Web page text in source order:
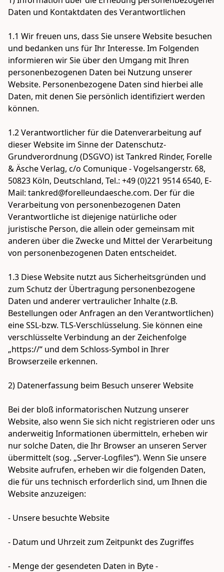
Daten und Kontaktdaten des Verantwortlichen
1.1 Wir freuen uns, dass Sie unsere Website besuchen
und bedanken uns für Ihr Interesse. Im Folgenden
informieren wir Sie über den Umgang mit Ihren
personenbezogenen Daten bei Nutzung unserer
Website. Personenbezogene Daten sind hierbei alle
Daten, mit denen Sie persönlich identifiziert werden
können.
1.2 Verantwortlicher für die Datenverarbeitung auf
dieser Website im Sinne der Datenschutz-
Grundverordnung (DSGVO) ist Tankred Rinder, Forelle
& Äsche Verlag, c/o Comunique - Vogelsangerstr. 68,
50823 Köln, Deutschland, Tel.: +49 (0)221 9514 6540, E-
Mail: tankred@forelleundaesche.com. Der für die
Verarbeitung von personenbezogenen Daten
Verantwortliche ist diejenige natürliche oder
juristische Person, die allein oder gemeinsam mit
anderen über die Zwecke und Mittel der Verarbeitung
von personenbezogenen Daten entscheidet.
1.3 Diese Website nutzt aus Sicherheitsgründen und
zum Schutz der Übertragung personenbezogene
Daten und anderer vertraulicher Inhalte (z.B.
Bestellungen oder Anfragen an den Verantwortlichen)
eine SSL-bzw. TLS-Verschlüsselung. Sie können eine
verschlüsselte Verbindung an der Zeichenfolge
„https://“ und dem Schloss-Symbol in Ihrer
Browserzeile erkennen.
2) Datenerfassung beim Besuch unserer Website
Bei der bloß informatorischen Nutzung unserer
Website, also wenn Sie sich nicht registrieren oder uns
anderweitig Informationen übermitteln, erheben wir
nur solche Daten, die Ihr Browser an unseren Server
übermittelt (sog. „Server-Logfiles“). Wenn Sie unsere
Website aufrufen, erheben wir die folgenden Daten,
die für uns technisch erforderlich sind, um Ihnen die
Website anzuzeigen:
- Unsere besuchte Website
- Datum und Uhrzeit zum Zeitpunkt des Zugriffes
- Menge der gesendeten Daten in Byte -